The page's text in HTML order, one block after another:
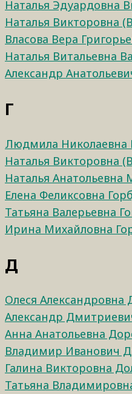
Наталья Эдуардовна
Наталья Викторовна
Власова Вера
Наталья Витальевна
Александр
Г
Людмила Николаевна
Наталья Викторовна
Наталья Анатольевна
Елена Феликсовна
Татьяна Валерьевна
Ирина Михайловна
Д
Олеся Александровна
Александр
Анна Анатольевна
Владимир Иванович
Галина Викторовна
Татьяна